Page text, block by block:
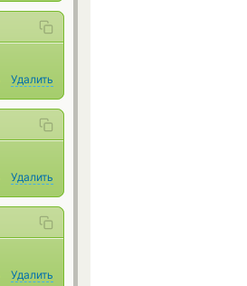
Удалить
Удалить
Удалить